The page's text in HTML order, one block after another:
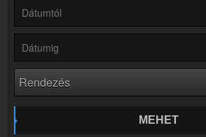
Kapcsolat
Partnerek
Rádió beágyazás
Ágyazd be weboldaladba
Online rádió készítés MEHET